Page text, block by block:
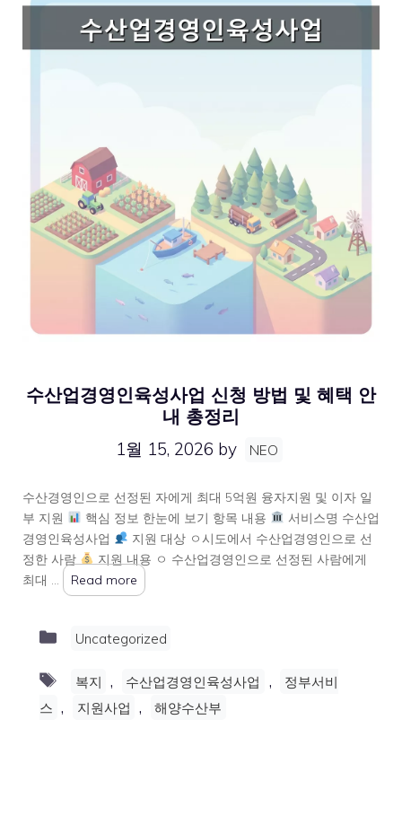
수산업경영인육성사업 신청 방법 및 혜택 안
내 총정리
1월 15, 2026 by NEO
수산경영인으로 선정된 자에게 최대 5억원 융자지원 및 이자 일
부 지원
핵심 정보 한눈에 보기 항목 내용
서비스명 수산업
경영인육성사업
지원 대상 ㅇ시도에서 수산업경영인으로 선
정한 사람
지원 내용 ㅇ 수산업경영인으로 선정된 사람에게
최대 …
Read more
Categories
Uncategorized
Tags
복지 , 수산업경영인육성사업 ,
정부서비
스 , 지원사업 , 해양수산부